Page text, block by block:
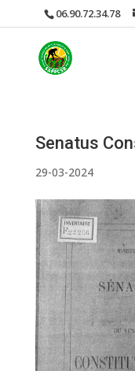
06.90.72.34.78
Senatus
29-03-2024